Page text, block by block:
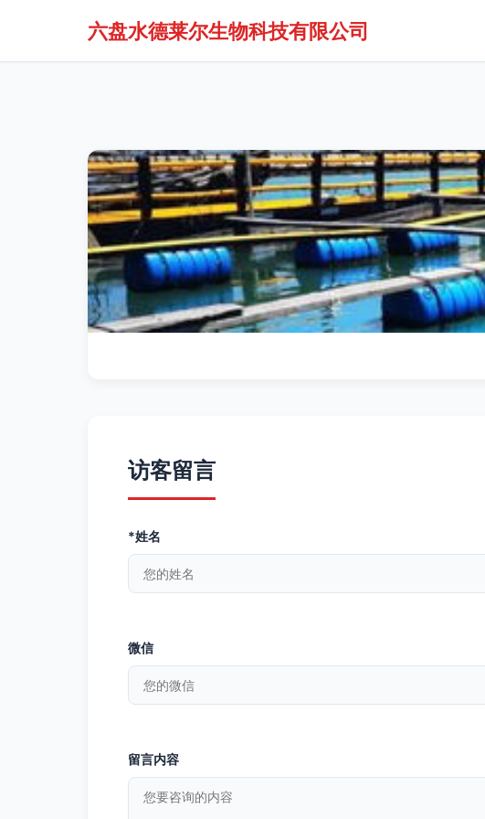
六盘水德莱尔生物科技有限公司
访客留言
*姓名
微信
留言内容